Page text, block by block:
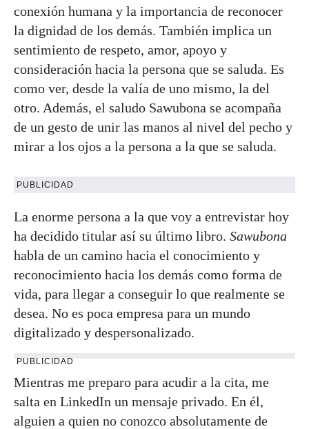
conexión humana y la importancia de reconocer
la dignidad de los demás. También implica un
sentimiento de respeto, amor, apoyo y
consideración hacia la persona que se saluda. Es
como ver, desde la valía de uno mismo, la del
otro. Además, el saludo Sawubona se acompaña
de un gesto de unir las manos al nivel del pecho y
mirar a los ojos a la persona a la que se saluda.
PUBLICIDAD
La enorme persona a la que voy a entrevistar hoy
ha decidido titular así su último libro. Sawubona
habla de un camino hacia el conocimiento y
reconocimiento hacia los demás como forma de
vida, para llegar a conseguir lo que realmente se
desea. No es poca empresa para un mundo
digitalizado y despersonalizado.
PUBLICIDAD
Mientras me preparo para acudir a la cita, me
salta en LinkedIn un mensaje privado. En él,
alguien a quien no conozco absolutamente de